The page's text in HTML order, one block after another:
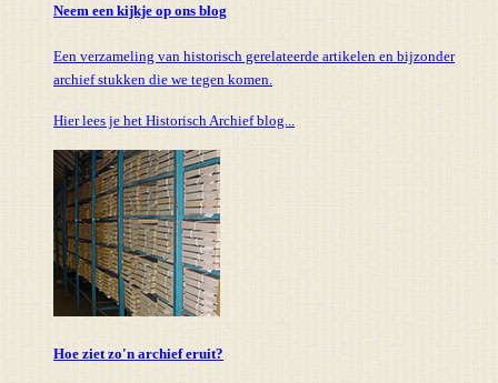
Neem een kijkje op ons blog
Een verzameling van historisch gerelateerde artikelen en bijzonder
archief stukken die we tegen komen.
Hier lees je het Historisch Archief blog...
Hoe ziet zo'n archief eruit?